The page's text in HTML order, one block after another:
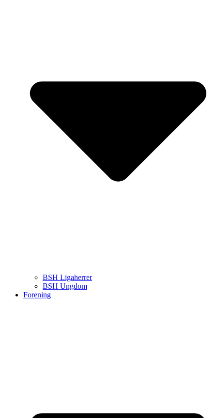
BSH Ligaherrer
BSH Ungdom
Forening